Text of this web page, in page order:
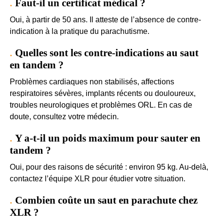
Faut-il un certificat médical ?
Oui, à partir de 50 ans. Il atteste de l’absence de contre-
indication à la pratique du parachutisme.
Quelles sont les contre-indications au saut
en tandem ?
Problèmes cardiaques non stabilisés, affections
respiratoires sévères, implants récents ou douloureux,
troubles neurologiques et problèmes ORL. En cas de
doute, consultez votre médecin.
Y a-t-il un poids maximum pour sauter en
tandem ?
Oui, pour des raisons de sécurité : environ 95 kg. Au-delà,
contactez l’équipe XLR pour étudier votre situation.
Combien coûte un saut en parachute chez
XLR ?